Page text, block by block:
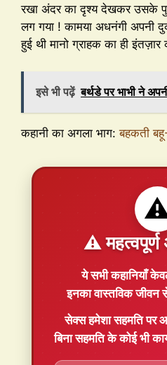
रखा अंदर का दृश्य देखकर उसके
लग गया ! कामया अधनंगी अपनी
हुई थी मानो ग्राहक का ही इंतज़ार
इसे भी पढ़ें बर्थडे पर भाभी ने
कहानी का अगला भाग:बहकती
⚠️
ये सभी कहानियाँ
इनका वास्तविक जीवन
सेक्स हमेशासहमतिपर
बिना सहमति के कोई भी